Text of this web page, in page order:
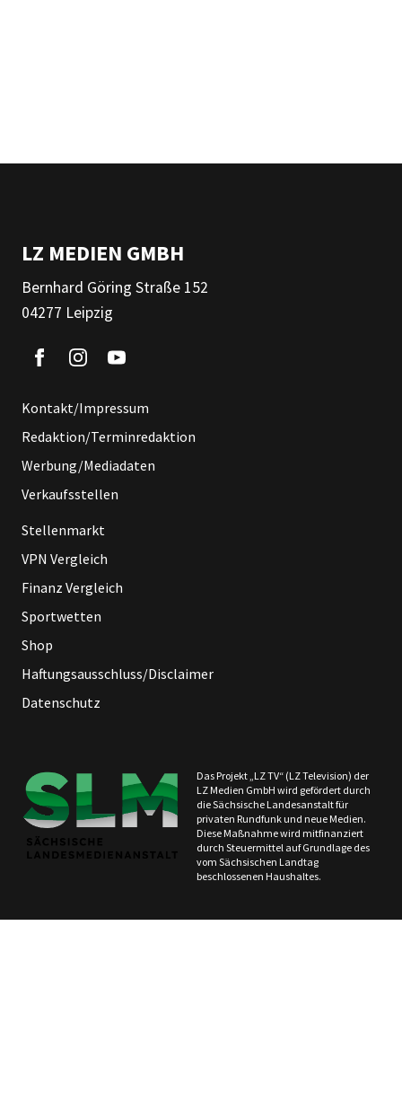
LZ MEDIEN GMBH
Bernhard Göring Straße 152
04277 Leipzig
Kontakt/Impressum
Redaktion/Terminredaktion
Werbung/Mediadaten
Verkaufsstellen
Stellenmarkt
VPN Vergleich
Finanz Vergleich
Sportwetten
Shop
Haftungsausschluss/Disclaimer
Datenschutz
Das Projekt „LZ TV“ (LZ Television) der
LZ Medien GmbH wird gefördert durch
die Sächsische Landesanstalt für
privaten Rundfunk und neue Medien.
Diese Maßnahme wird mitfinanziert
durch Steuermittel auf Grundlage des
vom Sächsischen Landtag
beschlossenen Haushaltes.